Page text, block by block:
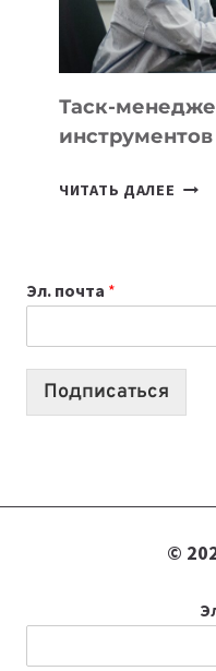
УЖЕ
Таск-
ЧИТАТЬ ДАЛЕЕ ТАСК-
Эл. почта *
Подписаться
©